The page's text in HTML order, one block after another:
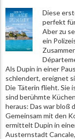
Diese
perfekt
Aber zu
ein
Als Dupin in einer
schlendert, ereignet
Die Täterin flieht. Sie
sind berühmte
heraus: Das war bloß
Gemeinsam mit den
ermittelt Dupin in
Austernstadt